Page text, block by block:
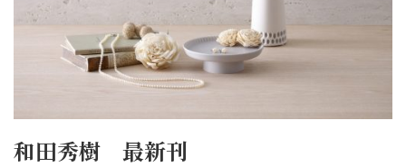
和田秀樹 最新刊